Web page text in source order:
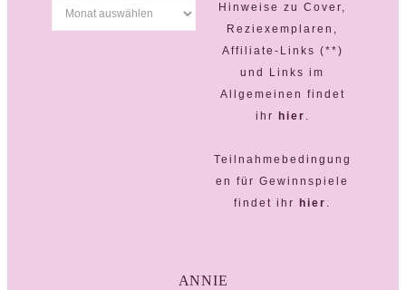
Hinweise zu Cover,
Reziexemplaren,
Affiliate-Links (**)
und Links im
Allgemeinen findet
ihr
hier .
Teilnahmebedingung
en für Gewinnspiele
findet ihr
hier .
ANNIE